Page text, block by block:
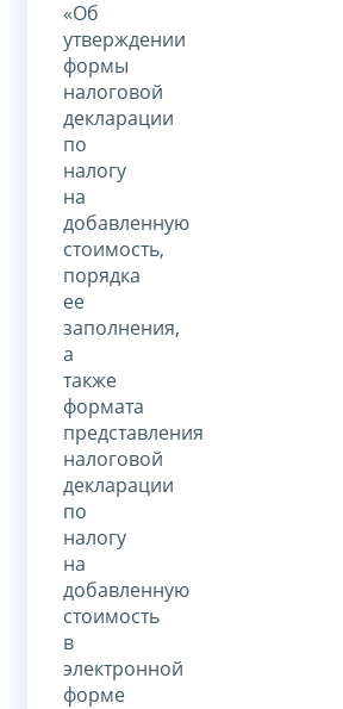
«Об
утверждении
формы
налоговой
декларации
по
налогу
на
добавленную
стоимость,
порядка
ее
заполнения,
а
также
формата
представления
налоговой
декларации
по
налогу
на
добавленную
стоимость
в
электронной
форме